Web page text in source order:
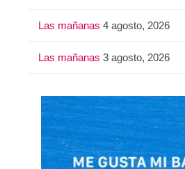
Las mañanas 4 agosto, 2026
Las mañanas 3 agosto, 2026